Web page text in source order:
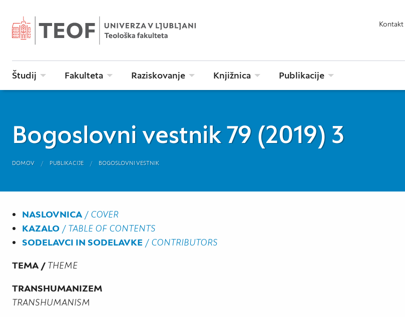
Kontakt
Študij Fakulteta Raziskovanje Knjižnica Publikacije
Bogoslovni vestnik 79 (2019) 3
DOMOV PUBLIKACIJE BOGOSLOVNI VESTNIK
NASLOVNICA/ COVER
KAZALO / TABLE OF CONTENTS
SODELAVCI IN SODELAVKE / CONTRIBUTORS
TEMA / THEME
TRANSHUMANIZEM
TRANSHUMANISM